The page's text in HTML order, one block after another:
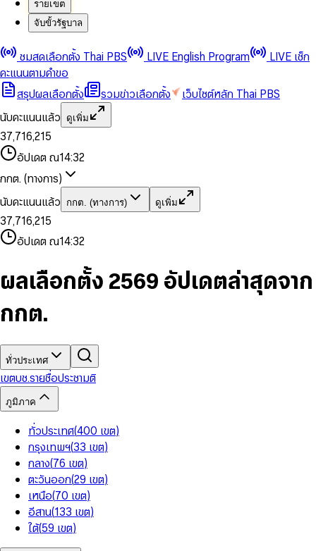
รายเขต
จับขั้วรัฐบาล
ชมสดเลือกตั้ง Thai PBS LIVE English Program
LIVE เช็ก
คะแนนตามคำขอ
สรุปผลเลือกตั้ง
รวมข่าวเลือกตั้ง
เว็บไซต์หลัก Thai PBS
นับคะแนนแล้ว
ดูเพิ่ม
0
1
2
3
4
5
6
8
9
0
1
2
3
4
5
6
7
8
9
,
0
1
2
4
6
7
8
9
0
1
2
3
4
5
6
7
8
9
0
1
3
5
6
7
8
9
,
1
2
4
5
7
8
9
0
1
3
4
6
7
8
9
0
2
3
4
5
7
8
อัปเดต ณ14:32
กกต. (ทางการ)
นับคะแนนแล้ว
กกต. (ทางการ) ดูเพิ่ม
0
1
2
3
4
5
7
8
0
1
2
4
5
6
7
8
9
,
0
1
2
4
6
7
8
9
0
1
2
3
5
6
8
9
0
1
3
5
6
7
8
,
1
2
4
6
7
9
0
1
3
5
6
8
9
0
2
3
4
5
7
9
อัปเดต ณ14:32
ผลเลือกตั้ง 2569 อัปเดตล่าสุดจาก
กกต.
ทั่วประเทศ
เขตบช.รายชื่อประชามติ
ภูมิภาค
ทั่วประเทศ(400 เขต)
กรุงเทพฯ(33 เขต)
กลาง(76 เขต)
ตะวันออก(29 เขต)
เหนือ(70 เขต)
อีสาน(133 เขต)
ใต้(59 เขต)